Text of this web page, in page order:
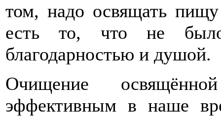
том, надо освящать
есть то, что не
благодарностью и душой.
Очищение
эффективным в наше